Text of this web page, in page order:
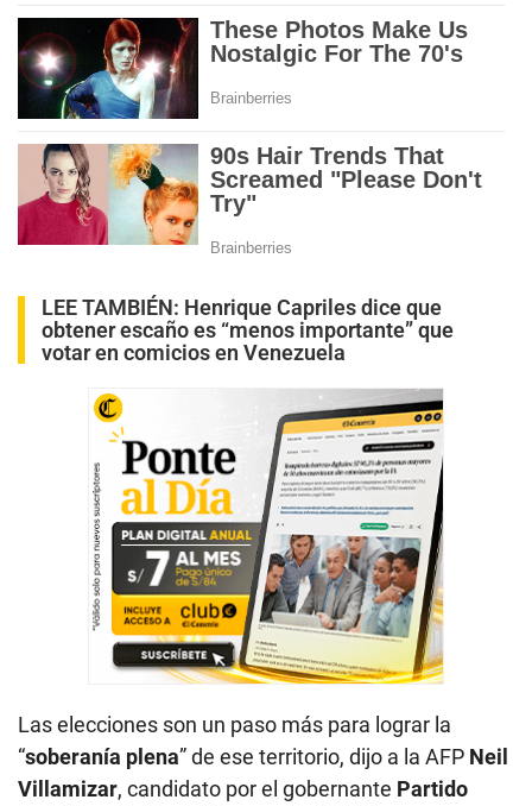
LEE TAMBIÉN: Henrique Capriles dice que
obtener escaño es “menos importante” que
votar en comicios en Venezuela
Las elecciones son un paso más para lograr la
“soberanía plena” de ese territorio, dijo a la AFP Neil
Villamizar, candidato por el gobernante Partido